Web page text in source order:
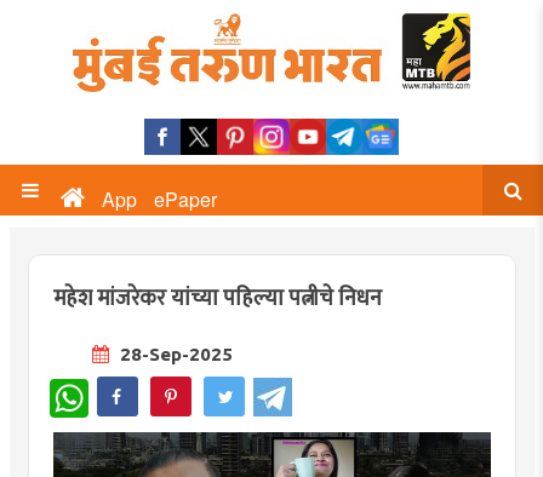
App ePaper
महेश मांजरेकर यांच्या पहिल्या पत्नीचे निधन
28-Sep-2025
WhatsApp